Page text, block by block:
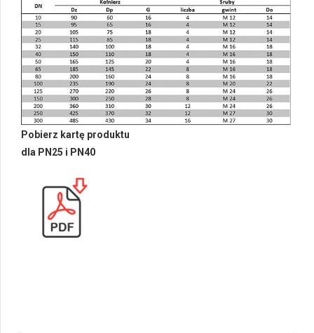
Pobierz kartę produktu
dla PN25 i PN40